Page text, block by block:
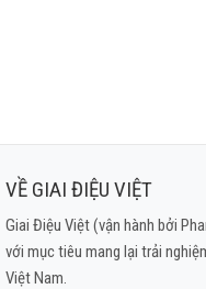
VỀ GIAI ĐIỆU VIỆT
Giai Điệu Việt (vận hành bởi
với mục tiêu mang lại trải
Việt Nam.